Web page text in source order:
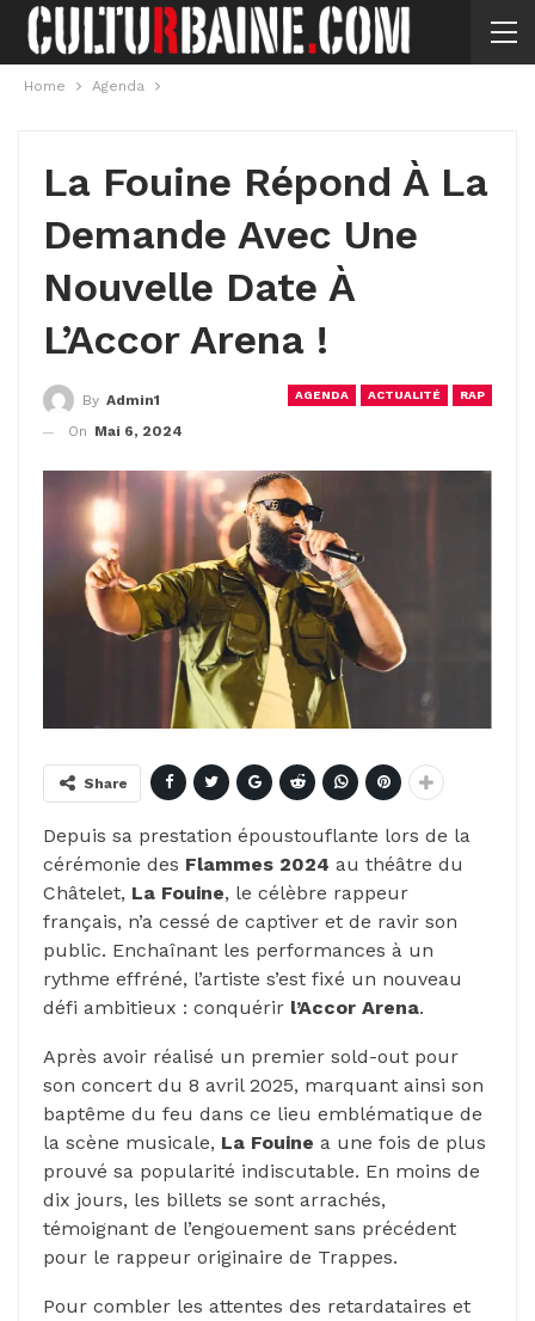
Home Agenda
La Fouine Répond À La
Demande Avec Une
Nouvelle Date À
L’Accor Arena !
AGENDA ACTUALITÉ RAP
By Admin1
On Mai 6, 2024
Share
Depuis sa prestation époustouflante lors de la
cérémonie des Flammes 2024 au théâtre du
Châtelet, La Fouine, le célèbre rappeur
français, n’a cessé de captiver et de ravir son
public. Enchaînant les performances à un
rythme effréné, l’artiste s’est fixé un nouveau
défi ambitieux : conquérir l’Accor Arena.
Après avoir réalisé un premier sold-out pour
son concert du 8 avril 2025, marquant ainsi son
baptême du feu dans ce lieu emblématique de
la scène musicale, La Fouine a une fois de plus
prouvé sa popularité indiscutable. En moins de
dix jours, les billets se sont arrachés,
témoignant de l’engouement sans précédent
pour le rappeur originaire de Trappes.
Pour combler les attentes des retardataires et